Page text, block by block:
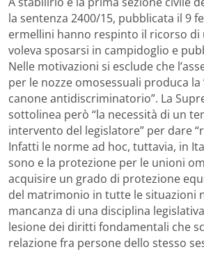
la sentenza 2400/15, pubblicata il 9
ermellini hanno respinto il ricorso di
voleva sposarsi in campidoglio e
Nelle motivazioni si esclude che
per le nozze omosessuali produca la
canone antidiscriminatorio”. La
sottolinea però “la necessità di un
intervento del legislatore” per dare
Infatti le norme ad hoc, tuttavia, in
sono e la protezione per le unioni
acquisire un grado di protezione
del matrimonio in tutte le situazioni
mancanza di una disciplina
lesione dei diritti fondamentali che
relazione fra persone dello stesso